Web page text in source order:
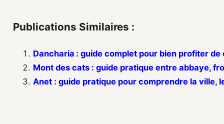
Publications Similaires :
Dancharia : guide complet pour bien profiter
Mont des cats : guide pratique entre abbaye,
Anet : guide pratique pour comprendre la ville,